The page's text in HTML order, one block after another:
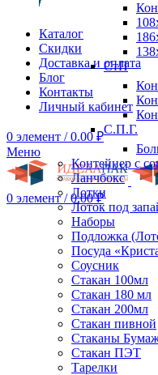
Каталог
Скидки
Доставка и оплата
Блог
Контакты
Личный кабинет
0 элемент / 0.00₽
Меню
0 элемент / 0.00₽
СтП
С.П.Г.
Контейнер с
Ланчбокс
Лотки
Лоток под
Наборы
Подложка
Посуда
Соусник
Стакан 100мл
Стакан 180 мл
Стакан 200мл
Стакан пивной
Стаканы
Стакан ПЭТ
Тарелки